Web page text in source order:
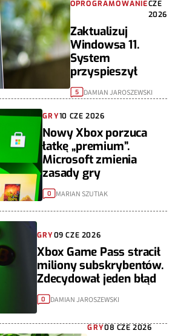
OPROGRAMOWANIECZE
2026
Zaktualizuj
Windowsa 11.
System
przyspieszył
5 DAMIAN JAROSZEWSKI
GRY10 CZE 2026
Nowy Xbox porzuca
łatkę „premium”.
Microsoft zmienia
zasady gry
0 MARIAN SZUTIAK
GRY09 CZE 2026
Xbox Game Pass stracił
miliony subskrybentów.
Zdecydował jeden błąd
0 DAMIAN JAROSZEWSKI
GRY08 CZE 2026